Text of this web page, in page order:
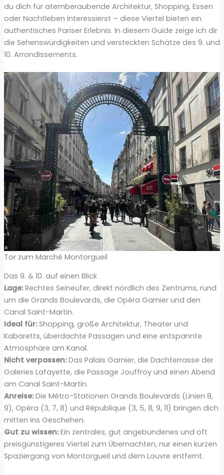
du dich für atemberaubende Architektur, Shopping, Essen
oder Nachtleben interessierst – diese Viertel bieten ein
authentisches Pariser Erlebnis. In diesem Guide zeige ich dir
die Sehenswürdigkeiten und versteckten Schätze des 9. und
10. Arrondissements.
Tor zum Marché Montorgueil
Das 9. & 10. auf einen Blick
Lage:Rechtes Seineufer, direkt nördlich des Zentrums, rund
um die Grands Boulevards, die Opéra Garnier und den
Canal Saint-Martin.
Ideal für:Shopping, große Architektur, Theater und
Kabaretts, überdachte Passagen und eine entspannte
Atmosphäre am Kanal.
Nicht verpassen:Das Palais Garnier, die Dachterrasse der
Galeries Lafayette, die Passage Jouffroy und einen Abend
am Canal Saint-Martin.
Anreise:Die Métro-Stationen Grands Boulevards (Linien 8,
9), Opéra (3, 7, 8) und République (3, 5, 8, 9, 11) bringen dich
mitten ins Geschehen.
Gut zu wissen:Ein zentrales, gut angebundenes und oft
preisgünstigeres Viertel zum Übernachten, nur einen kurzen
Spaziergang von Montorgueil und dem Louvre entfernt.